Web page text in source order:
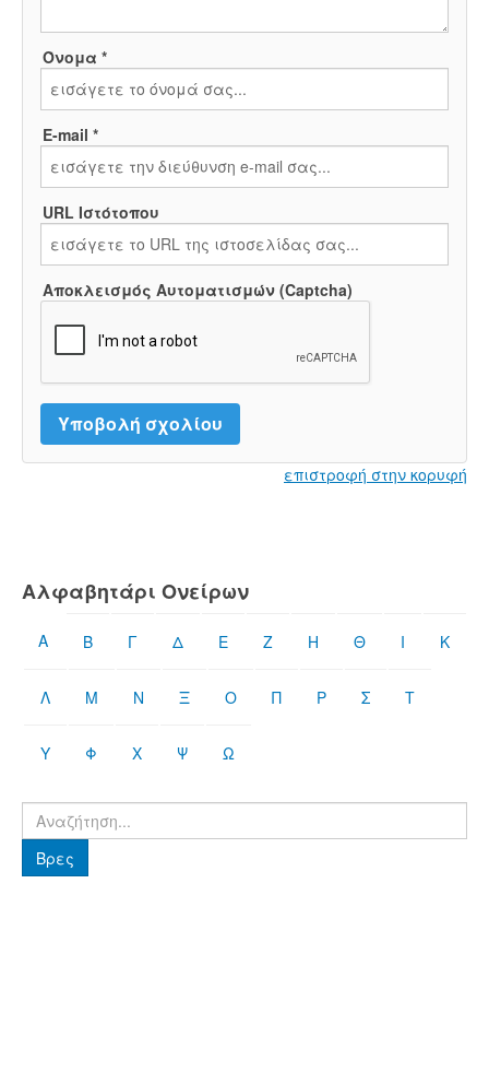
Όνομα *
E-mail *
URL Ιστότοπου
Αποκλεισμός Αυτοματισμών (Captcha)
επιστροφή στην κορυφή
Αλφαβητάρι Ονείρων
Α Β Γ Δ Ε Ζ Η Θ Ι Κ
Λ Μ Ν Ξ Ο Π Ρ Σ Τ
Υ Φ Χ Ψ Ω
Βρες
Βρες